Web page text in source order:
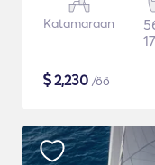
Katamaraan
$2,230 /öö